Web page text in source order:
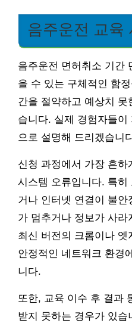
음주운전 교육
음주운전 면허취소 기간
을 수 있는 구체적인 함
간을 절약하고 예상치
습니다. 실제 경험자들
으로 설명해 드리겠습니
신청 과정에서 가장 흔
시스템 오류입니다. 특
거나 인터넷 연결이 불안
가 멈추거나 정보가 사
최신 버전의 크롬이나
안정적인 네트워크 환경
니다.
또한, 교육 이수 후 결과
받지 못하는 경우가 있습